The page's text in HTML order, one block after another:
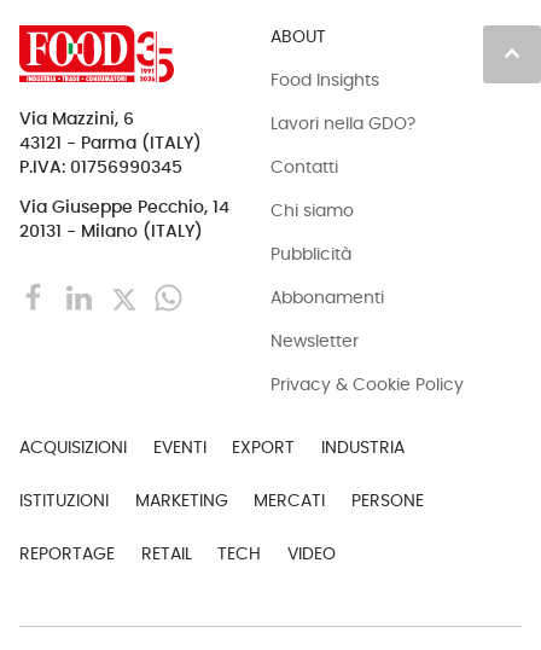
keyboard_arrow_up
Via Mazzini, 6
43121 - Parma (ITALY)
P.IVA: 01756990345
Via Giuseppe Pecchio, 14
20131 - Milano (ITALY)
ABOUT
Food Insights
Lavori nella GDO?
Contatti
Chi siamo
Pubblicità
Abbonamenti
Newsletter
Privacy & Cookie Policy
ACQUISIZIONI EVENTI EXPORT INDUSTRIA
ISTITUZIONI MARKETING MERCATI PERSONE
REPORTAGE RETAIL TECH VIDEO